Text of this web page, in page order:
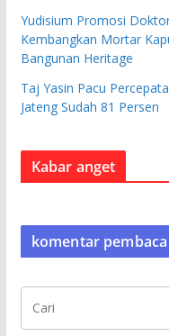
Yudisium Promosi
Kembangkan Mortar
Bangunan Heritage
Taj Yasin Pacu
Jateng Sudah 81 Persen
Kabar anget
komentar pembaca